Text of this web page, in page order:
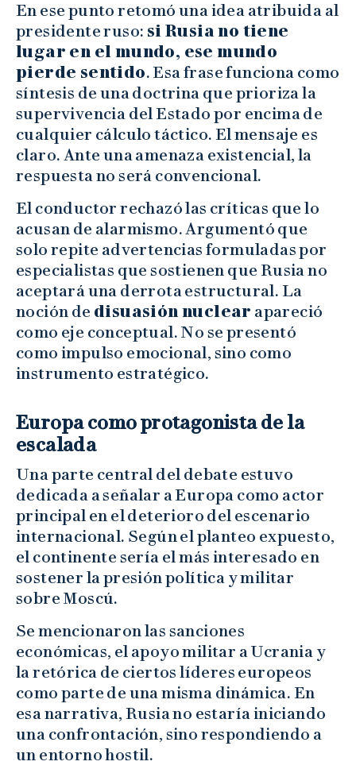
En ese punto retomó una idea atribuida al
presidente ruso: si Rusia no tiene
lugar en el mundo, ese mundo
pierde sentido. Esa frase funciona como
síntesis de una doctrina que prioriza la
supervivencia del Estado por encima de
cualquier cálculo táctico. El mensaje es
claro. Ante una amenaza existencial, la
respuesta no será convencional.
El conductor rechazó las críticas que lo
acusan de alarmismo. Argumentó que
solo repite advertencias formuladas por
especialistas que sostienen que Rusia no
aceptará una derrota estructural. La
noción de disuasión nuclear apareció
como eje conceptual. No se presentó
como impulso emocional, sino como
instrumento estratégico.
Europa como protagonista de la
escalada
Una parte central del debate estuvo
dedicada a señalar a Europa como actor
principal en el deterioro del escenario
internacional. Según el planteo expuesto,
el continente sería el más interesado en
sostener la presión política y militar
sobre Moscú.
Se mencionaron las sanciones
económicas, el apoyo militar a Ucrania y
la retórica de ciertos líderes europeos
como parte de una misma dinámica. En
esa narrativa, Rusia no estaría iniciando
una confrontación, sino respondiendo a
un entorno hostil.